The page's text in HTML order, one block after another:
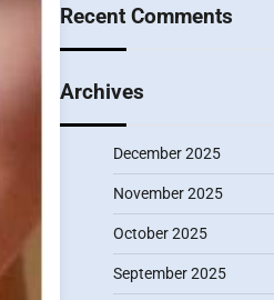
Recent Comments
Archives
December 2025
November 2025
October 2025
September 2025